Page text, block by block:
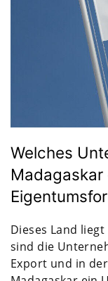
Welches
Dieses Land
sind die
Export und in